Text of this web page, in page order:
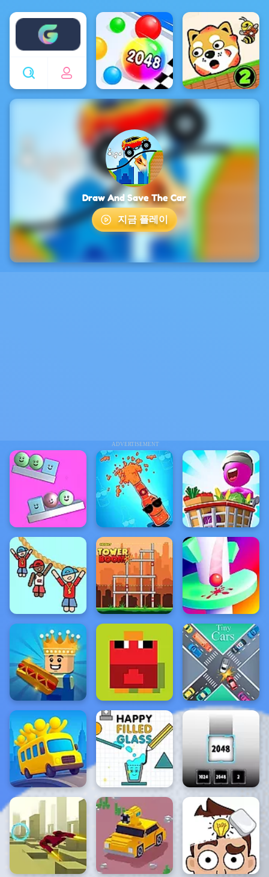
Enjoy4fun
ADVERTISEMENT
Draw And Save The Car
지금 플레이